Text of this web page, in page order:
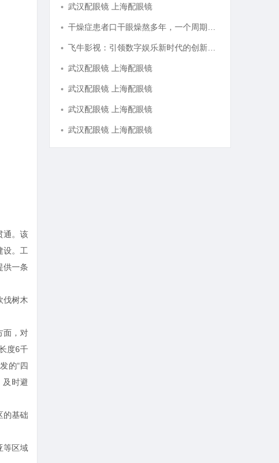
通。该
设。工
供一条
伐树木
面，对
度6千
的“四
及时避
的基础
等区域
武汉配眼镜 上海配眼镜
武汉配眼镜 上海配眼镜
武汉配眼镜 上海配眼镜
武汉配眼镜 上海配眼镜
武汉配眼镜 上海配眼镜